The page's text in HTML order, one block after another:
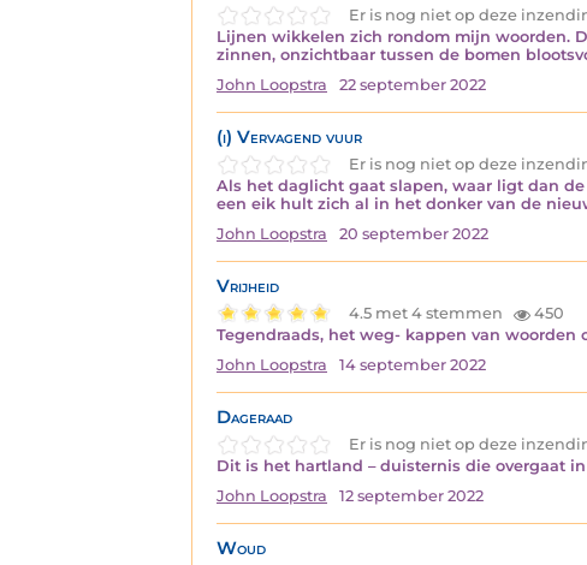
Er is nog niet op deze
Lijnen wikkelen zich rondom mijn woorden.
zinnen, onzichtbaar tussen de bomen
John Loopstra
22 september 2022
(i) Vervagend vuur
Er is nog niet op deze
Als het daglicht gaat slapen, waar ligt dan
een eik hult zich al in het donker van de
John Loopstra
20 september 2022
Vrijheid
4.5 met 4 stemmen
450
Tegendraads, het weg- kappen van woorden
John Loopstra
14 september 2022
Dageraad
Er is nog niet op deze
Dit is het hartland – duisternis die overgaat
John Loopstra
12 september 2022
Woud